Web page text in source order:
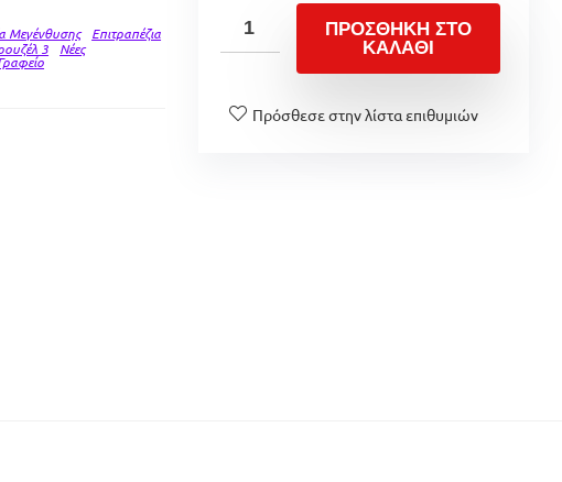
Μεγένθυσης
Επιτραπέζια
3 Νέες
ΠΡΟΣΘΉΚΗ ΣΤΟ
ΚΑΛΆΘΙ
Πρόσθεσε στην λίστα επιθυμιών